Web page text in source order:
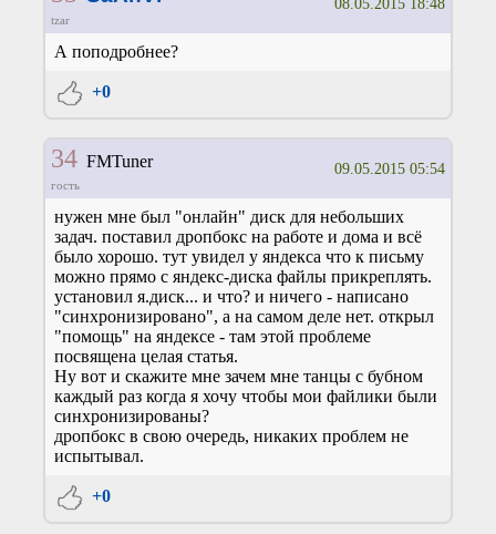
tzar
08.05.2015 18:48
А поподробнее?
+0
34FMTuner
гость
09.05.2015 05:54
нужен мне был "онлайн" диск для небольших
задач. поставил дропбокс на работе и дома и всё
было хорошо. тут увидел у яндекса что к письму
можно прямо с яндекс-диска файлы прикреплять.
установил я.диск... и что? и ничего - написано
"синхронизировано", а на самом деле нет. открыл
"помощь" на яндексе - там этой проблеме
посвящена целая статья.
Ну вот и скажите мне зачем мне танцы с бубном
каждый раз когда я хочу чтобы мои файлики были
синхронизированы?
дропбокс в свою очередь, никаких проблем не
испытывал.
+0